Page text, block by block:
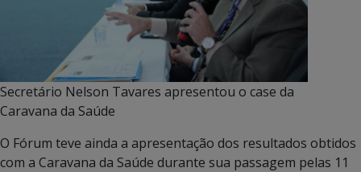
Secretário Nelson Tavares apresentou o case da
Caravana da Saúde
O Fórum teve ainda a apresentação dos resultados obtidos
com a Caravana da Saúde durante sua passagem pelas 11